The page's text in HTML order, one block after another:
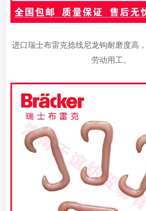
进口瑞士布雷克捻线尼龙钩耐磨度高
劳动用工。